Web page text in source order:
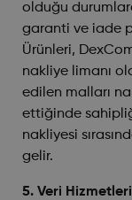
olduğu
garanti ve iade
Ürünleri,
nakliye limanı
edilen malları
ettiğinde
nakliyesi
gelir.
5. Veri